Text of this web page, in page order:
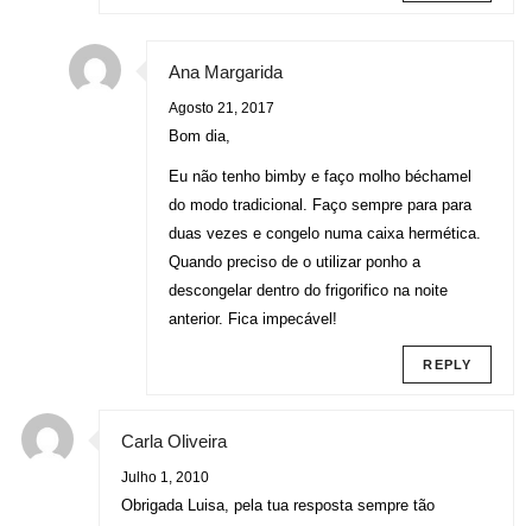
Ana Margarida
Agosto 21, 2017
Bom dia,
Eu não tenho bimby e faço molho béchamel
do modo tradicional. Faço sempre para para
duas vezes e congelo numa caixa hermética.
Quando preciso de o utilizar ponho a
descongelar dentro do frigorifico na noite
anterior. Fica impecável!
REPLY
Carla Oliveira
Julho 1, 2010
Obrigada Luisa, pela tua resposta sempre tão